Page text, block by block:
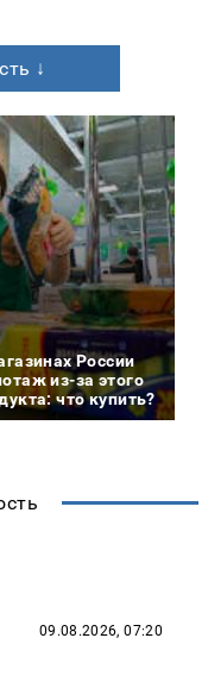
↓
России
из-за этого
что купить?
09.08.2026, 07:20